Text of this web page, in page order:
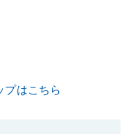
プはこちら